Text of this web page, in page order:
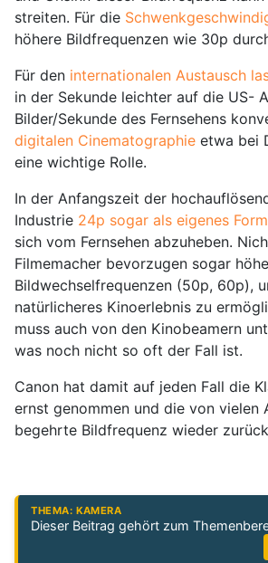
streiten. Für die
höhere Bildfrequenzen wie 30p
Für den internationalen Austausch
in der Sekunde leichter auf die US-
Bilder/Sekunde des Fernsehens
digitalen Cinematographie etwa bei
eine wichtige Rolle.
In der Anfangszeit der
Industrie 24p sogar als eigenes
sich vom Fernsehen abzuheben.
Filmemacher bevorzugen sogar
Bildwechselfrequenzen (50p, 60p),
natürlicheres Kinoerlebnis zu
muss auch von den Kinobeamern
was noch nicht so oft der Fall ist.
Canon hat damit auf jeden Fall die
ernst genommen und die von vielen
begehrte Bildfrequenz wieder
THEMA: KAMERA
Dieser Beitrag gehört zum